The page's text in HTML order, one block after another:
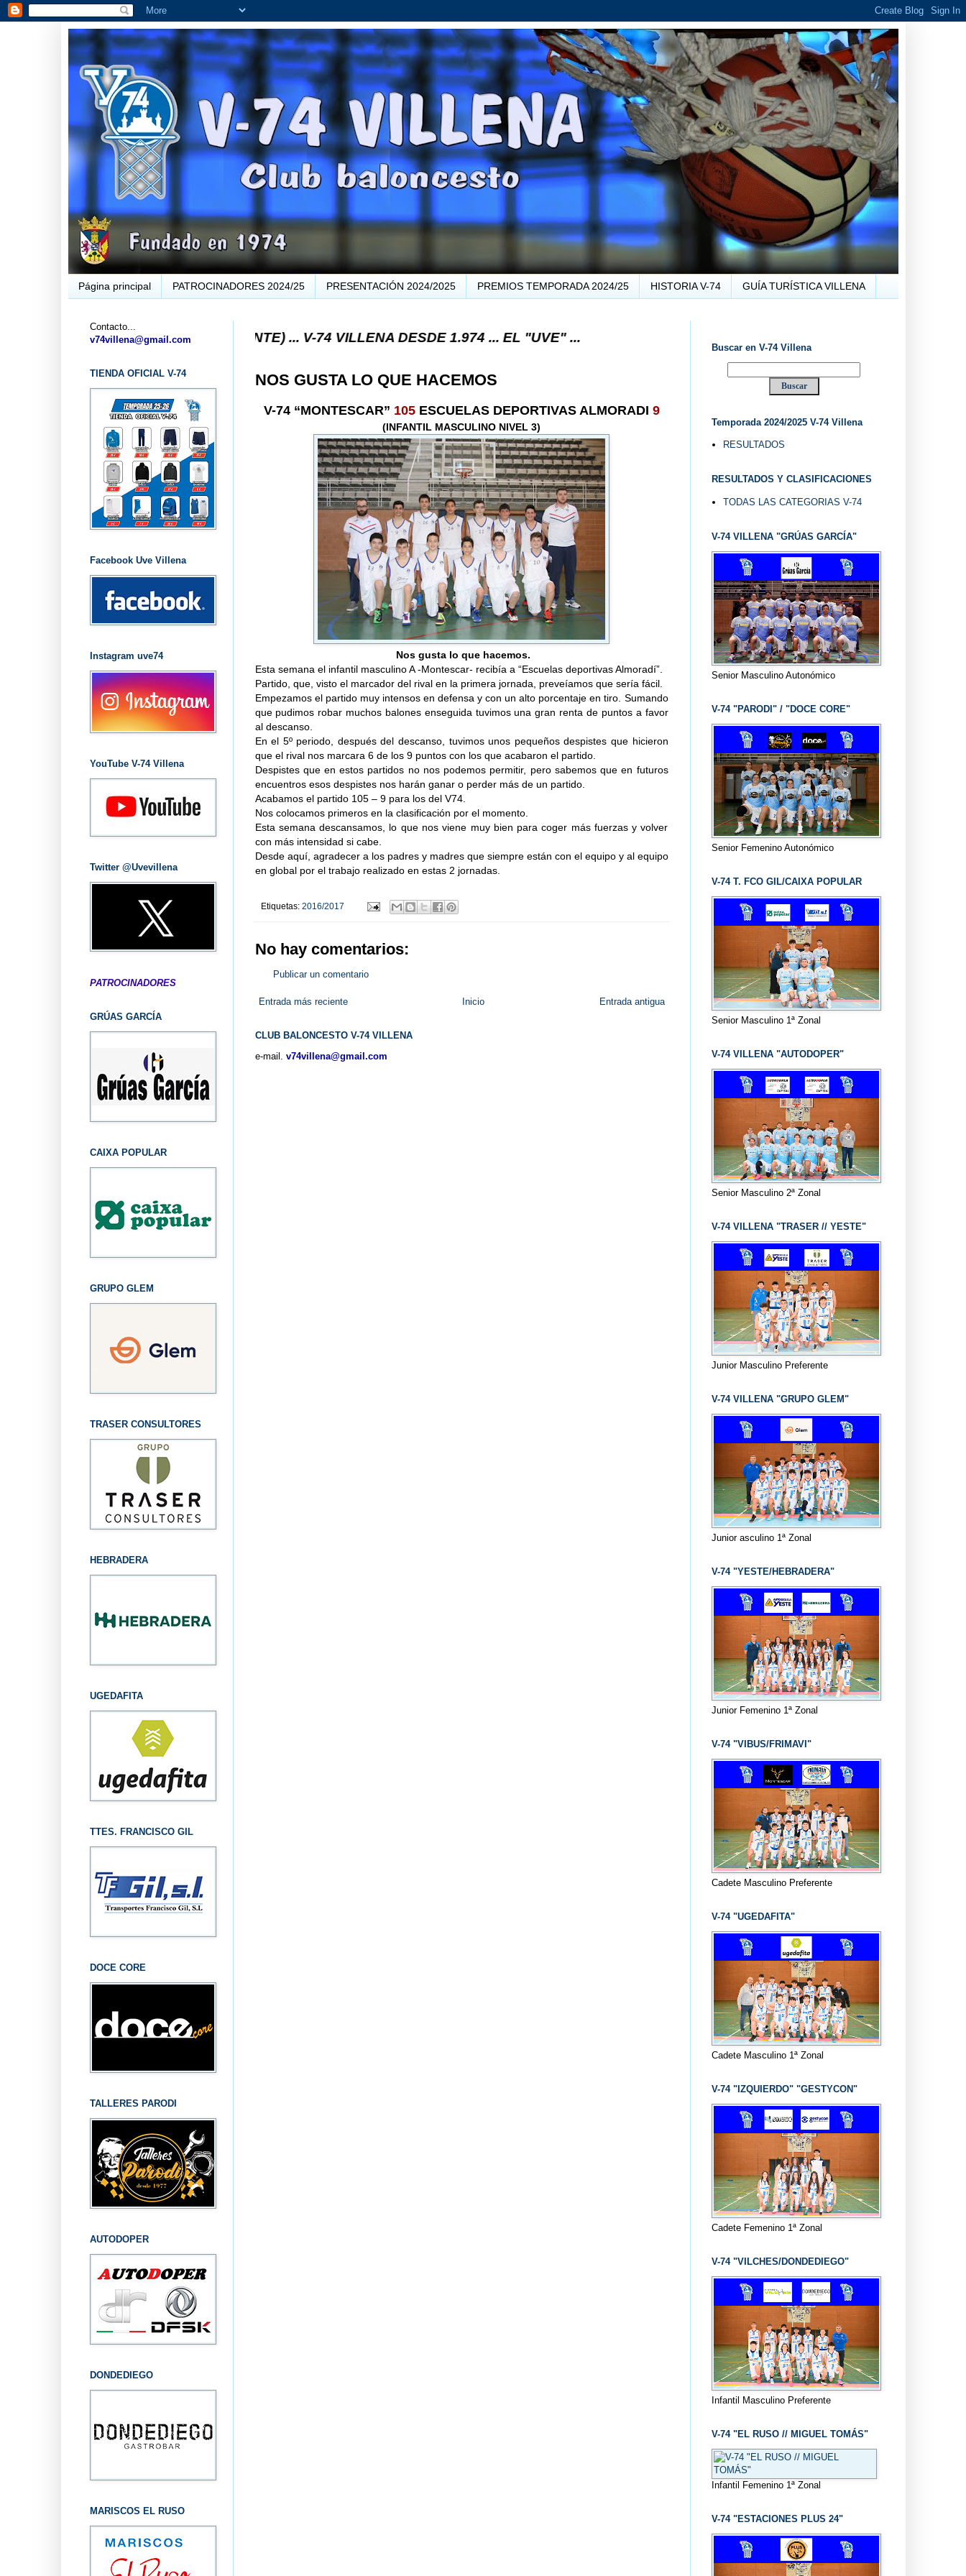
Página principal PATROCINADORES 2024/25 PRESENTACIÓN 2024/2025 PREMIOS TEMPORADA 2024/25 HISTORIA V-74 GUÍA TURÍSTICA VILLENA
V-74 VILLENA (ALICANTE) ... V-74 VILLENA DESDE 1.974 ... EL "UVE" ...
NOS GUSTA LO QUE HACEMOS
V-74 “MONTESCAR” 105ESCUELAS DEPORTIVAS ALMORADI 9
(INFANTIL MASCULINO NIVEL 3)
Nos gusta lo que hacemos.
Esta semana el infantil masculino A -Montescar- recibía a “Escuelas deportivas Almoradí”.
Partido, que, visto el marcador del rival en la primera jornada, preveíamos que sería fácil.
Empezamos el partido muy intensos en defensa y con un alto porcentaje en tiro. Sumando
que pudimos robar muchos balones enseguida tuvimos una gran renta de puntos a favor
al descanso.
En el 5º periodo, después del descanso, tuvimos unos pequeños despistes que hicieron
que el rival nos marcara 6 de los 9 puntos con los que acabaron el partido.
Despistes que en estos partidos no nos podemos permitir, pero sabemos que en futuros
encuentros esos despistes nos harán ganar o perder más de un partido.
Acabamos el partido 105 – 9 para los del V74.
Nos colocamos primeros en la clasificación por el momento.
Esta semana descansamos, lo que nos viene muy bien para coger más fuerzas y volver
con más intensidad si cabe.
Desde aquí, agradecer a los padres y madres que siempre están con el equipo y al equipo
en global por el trabajo realizado en estas 2 jornadas.
Etiquetas: 2016/2017
No hay comentarios:
Publicar un comentario
Entrada más reciente Entrada antigua
Inicio
CLUB BALONCESTO V-74 VILLENA
e-mail. v74villena@gmail.com
Contacto...
v74villena@gmail.com
TIENDA OFICIAL V-74
Facebook Uve Villena
Instagram uve74
YouTube V-74 Villena
Twitter @Uvevillena
PATROCINADORES
GRÚAS GARCÍA
CAIXA POPULAR
GRUPO GLEM
TRASER CONSULTORES
HEBRADERA
UGEDAFITA
TTES. FRANCISCO GIL
DOCE CORE
TALLERES PARODI
AUTODOPER
DONDEDIEGO
MARISCOS EL RUSO
Buscar en V-74 Villena
Temporada 2024/2025 V-74 Villena
RESULTADOS
RESULTADOS Y CLASIFICACIONES
TODAS LAS CATEGORIAS V-74
V-74 VILLENA "GRÚAS GARCÍA"
Senior Masculino Autonómico
V-74 "PARODI" / "DOCE CORE"
Senior Femenino Autonómico
V-74 T. FCO GIL/CAIXA POPULAR
Senior Masculino 1ª Zonal
V-74 VILLENA "AUTODOPER"
Senior Masculino 2ª Zonal
V-74 VILLENA "TRASER // YESTE"
Junior Masculino Preferente
V-74 VILLENA "GRUPO GLEM"
Junior asculino 1ª Zonal
V-74 "YESTE/HEBRADERA"
Junior Femenino 1ª Zonal
V-74 "VIBUS/FRIMAVI"
Cadete Masculino Preferente
V-74 "UGEDAFITA"
Cadete Masculino 1ª Zonal
V-74 "IZQUIERDO" "GESTYCON"
Cadete Femenino 1ª Zonal
V-74 "VILCHES/DONDEDIEGO"
Infantil Masculino Preferente
V-74 "EL RUSO // MIGUEL TOMÁS"
Infantil Femenino 1ª Zonal
V-74 "ESTACIONES PLUS 24"